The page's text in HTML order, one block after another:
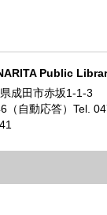
Public
成田市赤坂1-1-3
（自動応答）Tel.